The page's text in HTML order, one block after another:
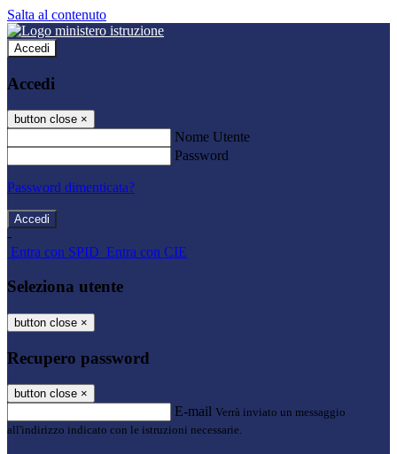
Salta al contenuto
Accedi
Accedi
button close ×
Nome Utente
Password
Password dimenticata?
-
Entra con SPID Entra con CIE
Seleziona utente
button close ×
Recupero password
button close ×
E-mail Verrà inviato un messaggio
all'indirizzo indicato con le istruzioni necessarie.